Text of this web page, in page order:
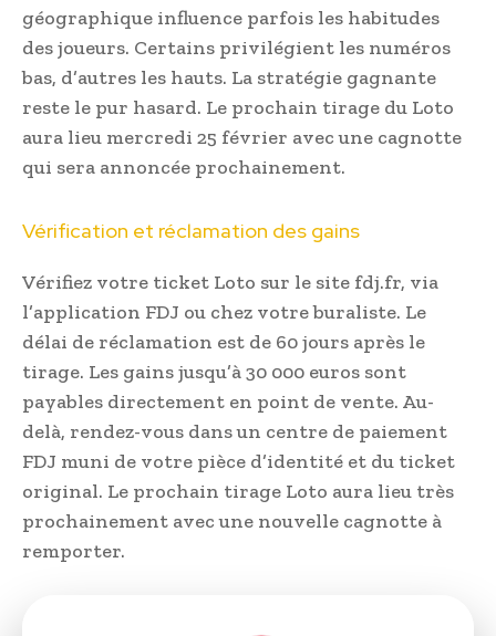
géographique influence parfois les habitudes
des joueurs. Certains privilégient les numéros
bas, d’autres les hauts. La stratégie gagnante
reste le pur hasard. Le prochain tirage du Loto
aura lieu mercredi 25 février avec une cagnotte
qui sera annoncée prochainement.
Vérification et réclamation des gains
Vérifiez votre ticket Loto sur le site fdj.fr, via
l’application FDJ ou chez votre buraliste. Le
délai de réclamation est de 60 jours après le
tirage. Les gains jusqu’à 30 000 euros sont
payables directement en point de vente. Au-
delà, rendez-vous dans un centre de paiement
FDJ muni de votre pièce d’identité et du ticket
original. Le prochain tirage Loto aura lieu très
prochainement avec une nouvelle cagnotte à
remporter.